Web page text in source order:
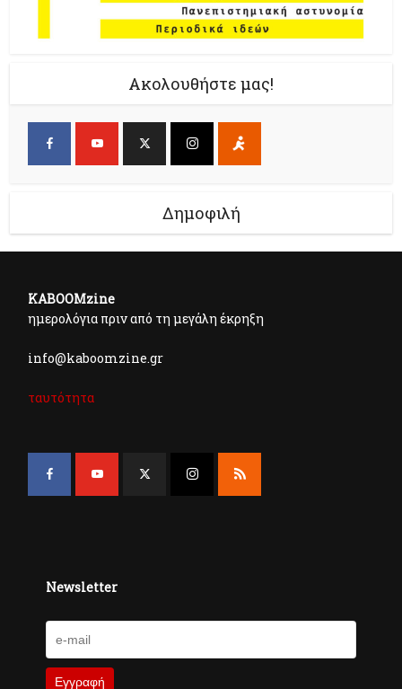
Ακολουθήστε μας!
Δημοφιλή
KABOOMzine
ημερολόγια πριν από τη μεγάλη έκρηξη
info@kaboomzine.gr
ταυτότητα
Newsletter